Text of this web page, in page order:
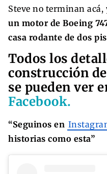
Steve no terminan acá,
un motor de Boeing
casa rodante de dos
Todos los
construcción
se pueden ver
Facebook.
“Seguinos en
historias como esta”